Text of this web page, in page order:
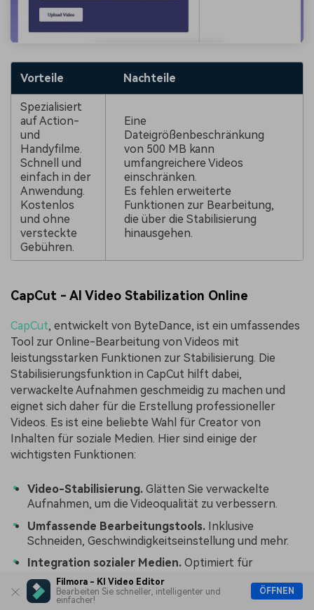
Filmora - KI Video Editor
Bearbeiten Sie schneller, intelligenter und
einfacher!
ÖFFNEN
Vorteile Nachteile
Spezialisiert
auf Action-
und
Handyfilme.
Schnell und
einfach in der
Anwendung.
Kostenlos
und ohne
versteckte
Gebühren.
Eine
Dateigrößenbeschränkung
von 500 MB kann
umfangreichere Videos
einschränken.
Es fehlen erweiterte
Funktionen zur Bearbeitung,
die über die Stabilisierung
hinausgehen.
CapCut - AI Video Stabilization Online
CapCut, entwickelt von ByteDance, ist ein umfassendes
Tool zur Online-Bearbeitung von Videos mit
leistungsstarken Funktionen zur Stabilisierung. Die
Stabilisierungsfunktion in CapCut hilft dabei,
verwackelte Aufnahmen geschmeidig zu machen und
eignet sich daher für die Erstellung professioneller
Videos. Es ist eine beliebte Wahl für Creator von
Inhalten für soziale Medien. Hier sind einige der
wichtigsten Funktionen:
Video-Stabilisierung. Glätten Sie verwackelte
Aufnahmen, um die Videoqualität zu verbessern.
Umfassende Bearbeitungstools. Inklusive
Schneiden, Geschwindigkeitseinstellung und mehr.
Integration sozialer Medien. Optimiert für
Plattformen wie TikTok.